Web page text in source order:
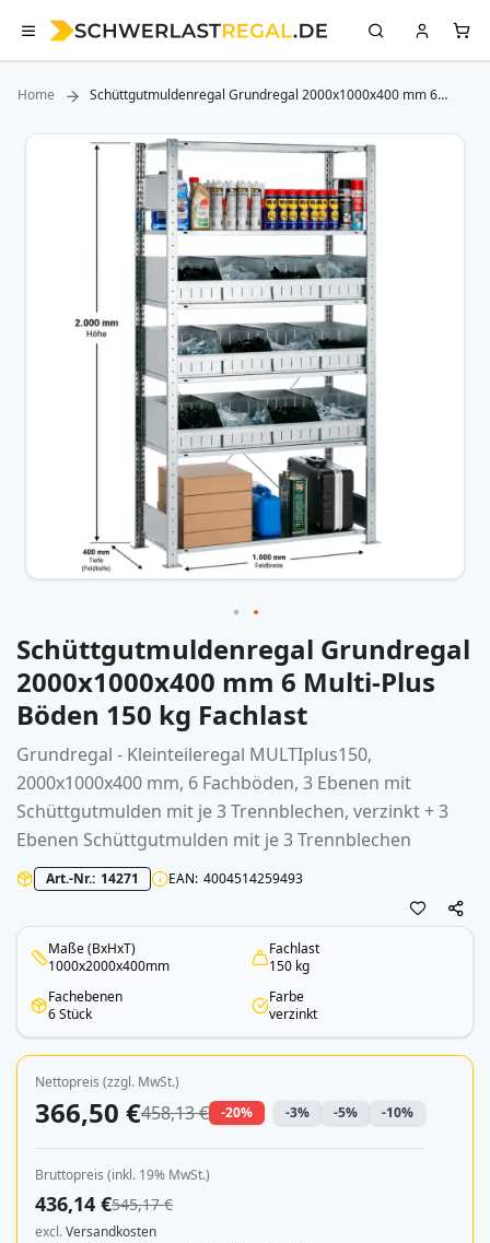
Home
Schüttgutmuldenregal Grundregal 2000x1000x400 mm 6
Zum
Zum
Anfang
der
Bildergalerie
springen
Schüttgutmuldenregal Grundregal
2000x1000x400 mm 6 Multi-Plus
Böden 150 kg Fachlast
Grundregal - Kleinteileregal MULTIplus150,
2000x1000x400 mm, 6 Fachböden, 3 Ebenen mit
Schüttgutmulden mit je 3 Trennblechen, verzinkt + 3
Ebenen Schüttgutmulden mit je 3 Trennblechen
Art.-Nr. 14271 EAN 4004514259493
Maße (BxHxT)
1000x2000x400mm
Fachlast
150 kg
Fachebenen
6 Stück
Farbe
verzinkt
Nettopreis (zzgl. MwSt.)
366,50 €458,13 € -20% -3% -5% -10%
Bruttopreis (inkl. 19% MwSt.)
436,14 €545,17 €
excl.Versandkosten